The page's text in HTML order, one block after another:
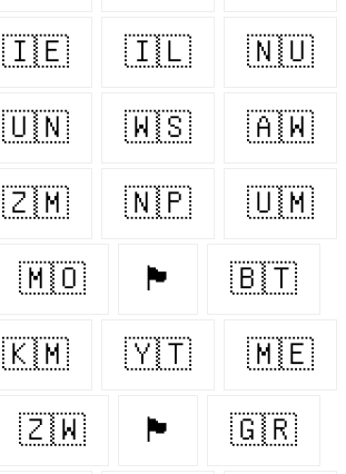
🇮🇪 🇮🇱 🇳🇺
🇺🇳 🇼🇸 🇦🇼
🇿🇲 🇳🇵 🇺🇲
🇲🇴 🏴󠁧󠁢󠁥󠁮󠁧󠁿 🇧🇹
🇰🇲 🇾🇹 🇲🇪
🇿🇼 🏴󠁧󠁢󠁳󠁣󠁴󠁿 🇬🇷